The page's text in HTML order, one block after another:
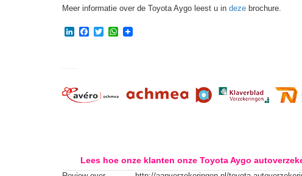
Meer informatie over de Toyota Aygo leest u in deze brochure.
LinkedIn
Facebook
TwitterWhatsApp
Lees hoe onze klanten onze Toyota Aygo